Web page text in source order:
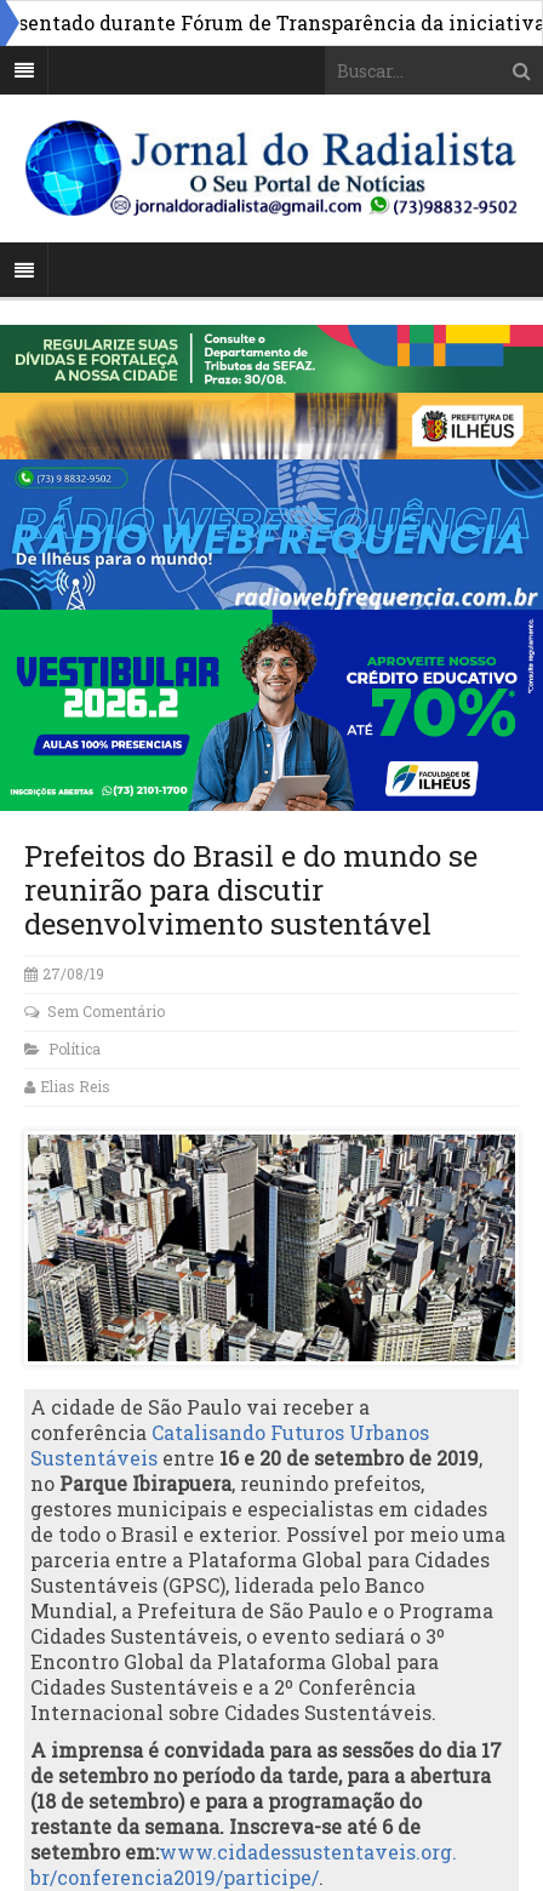
durante Fórum de Transparência da iniciativa em
Prefeitos do Brasil e do mundo se
reunirão para discutir
desenvolvimento sustentável
27/08/19
Sem Comentário
Política
Elias Reis
A cidade de São Paulo vai receber a
conferência Catalisando Futuros Urbanos
Sustentáveis entre 16e 20 de setembro de 2019,
no Parque Ibirapuera, reunindo prefeitos,
gestores municipais e especialistas em cidades
de todo o Brasil e exterior. Possível por meio uma
parceria entre a Plataforma Global para Cidades
Sustentáveis (GPSC), liderada pelo Banco
Mundial, a Prefeitura de São Paulo e o Programa
Cidades Sustentáveis, o evento sediará o 3º
Encontro Global da Plataforma Global para
Cidades Sustentáveis e a 2º Conferência
Internacional sobre Cidades Sustentáveis.
A imprensa é convidada para as sessões do dia 17
de setembro no período da tarde, para a abertura
(18 de setembro) e para a programação do
restante da semana. Inscreva-se até 6 de
setembro em:www.cidadessustentaveis.org.
br/conferencia2019/participe/.